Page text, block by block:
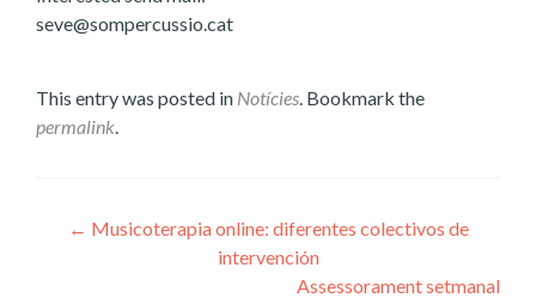
seve@sompercussio.cat
This entry was posted in Notícies. Bookmark the
permalink.
Post
navigation
← Musicoterapia online: diferentes colectivos de
intervención
Assessorament setmanal